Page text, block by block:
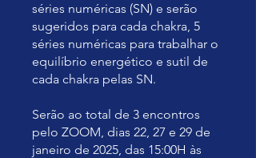
séries numéricas (SN) e serão
sugeridos para cada chakra, 5
séries numéricas para trabalhar o
equilíbrio energético e sutil de
cada chakra pelas SN.
Serão ao total de 3 encontros
pelo ZOOM, dias 22, 27 e 29 de
janeiro de 2025, das 15:00H às